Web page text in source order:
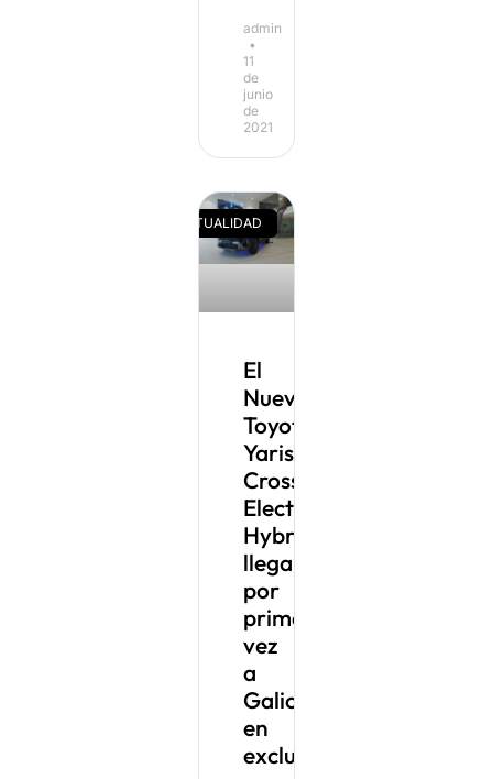
admin
11
de
junio
de
2021
ACTUALIDAD
El
Nuevo
Toyota
Yaris
Cross
Electric
Hybrid
llega
por
primera
vez
a
Galicia
en
exclusiva